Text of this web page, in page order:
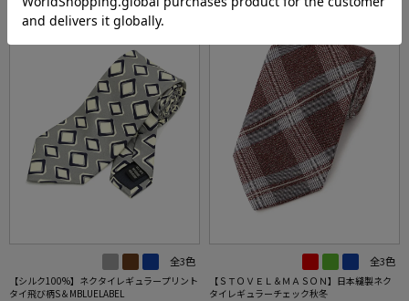
全3色
【シルク100%】ネクタイレギュラープリント
タイ飛び柄S＆MBLUELABEL
全3色
【ＳＴＯＶＥＬ＆ＭＡＳＯＮ】日本縫製ネク
タイレギュラーチェック秋冬